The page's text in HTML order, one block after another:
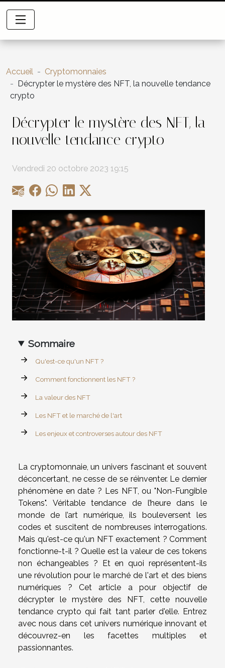
Accueil
Cryptomonnaies
Décrypter le mystère des NFT, la nouvelle tendance
crypto
Décrypter le mystère des NFT, la
nouvelle tendance crypto
Vendredi 20 octobre 2023 19:15
Sommaire
Qu'est-ce qu'un NFT ?
Comment fonctionnent les NFT ?
La valeur des NFT
Les NFT et le marché de l'art
Les enjeux et controverses autour des NFT
La cryptomonnaie, un univers fascinant et souvent
déconcertant, ne cesse de se réinventer. Le dernier
phénomène en date ? Les NFT, ou "Non-Fungible
Tokens". Véritable tendance de l’heure dans le
monde de l’art numérique, ils bouleversent les
codes et suscitent de nombreuses interrogations.
Mais qu'est-ce qu'un NFT exactement ? Comment
fonctionne-t-il ? Quelle est la valeur de ces tokens
non échangeables ? Et en quoi représentent-ils
une révolution pour le marché de l'art et des biens
numériques ? Cet article a pour objectif de
décrypter le mystère des NFT, cette nouvelle
tendance crypto qui fait tant parler d'elle. Entrez
avec nous dans cet univers numérique innovant et
découvrez-en les facettes multiples et
passionnantes.